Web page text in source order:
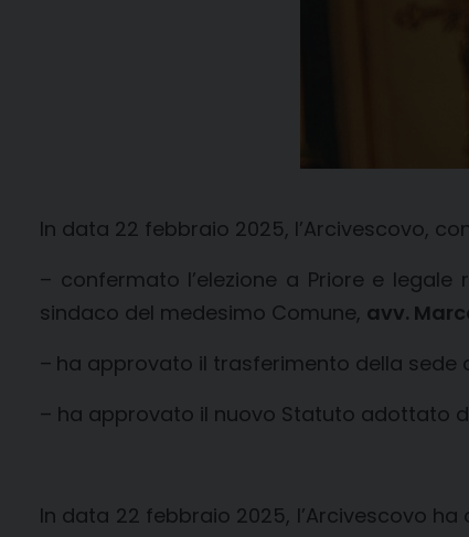
In data 22 febbraio 2025, l’Arcivescovo,
– confermato l’elezione a Priore e
sindaco del medesimo Comune, avv.
– ha approvato il trasferimento della sede
– ha approvato il nuovo Statuto adottato
In data 22 febbraio 2025, l’Arcivescovo